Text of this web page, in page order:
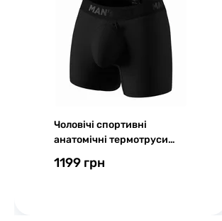
Чоловічі спортивні
анатомічні термотруси
чорний
1199 грн